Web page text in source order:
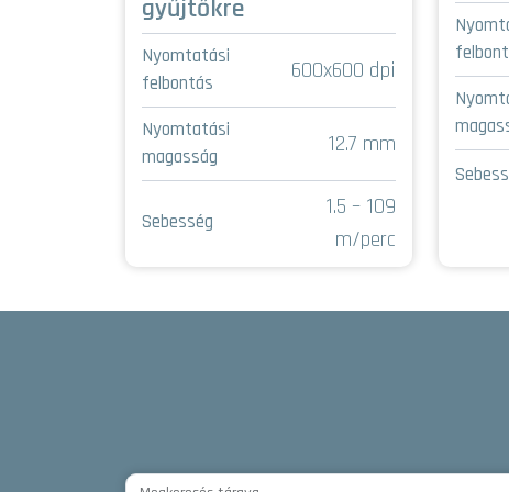
gyűjtőkre
Nyomtatási
felbontás
600x600 dpi
Nyomtatási
magasság
12.7 mm
Sebesség
1.5 – 109
m/perc